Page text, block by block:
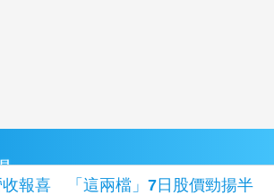
收報喜 「這兩檔」7日股價勁揚半